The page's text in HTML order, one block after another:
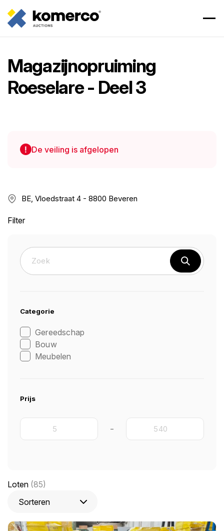
Magazijnopruiming
Roeselare - Deel 3
De veiling is afgelopen
BE, Vloedstraat 4 - 8800 Beveren
Filter
Categorie
Gereedschap
Bouw
Meubelen
Prijs
-
Loten (85)